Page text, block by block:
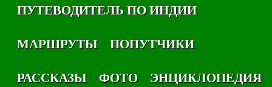
ПУТЕВОДИТЕЛЬ ПО ИНДИИ
МАРШРУТЫ
ПОПУТЧИКИ
РАССКАЗЫ
ФОТО
ЭНЦИКЛОПЕДИЯ